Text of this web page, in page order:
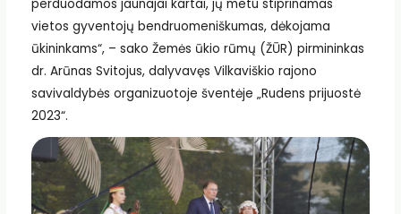
perduodamos jaunajai kartai, jų metu stiprinamas
vietos gyventojų bendruomeniškumas, dėkojama
ūkininkams“, – sako Žemės ūkio rūmų (ŽŪR) pirmininkas
dr. Arūnas Svitojus, dalyvavęs Vilkaviškio rajono
savivaldybės organizuotoje šventėje „Rudens prijuostė
2023“.